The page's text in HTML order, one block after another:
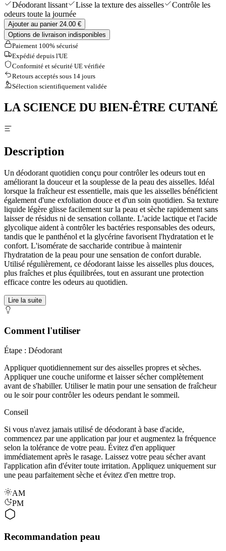
Déodorant lissant Lisse la texture des aisselles
Contrôle les
odeurs toute la journée
Ajouter au panier 24.00 €
Options de livraison indisponibles
Paiement 100% sécurisé
Expédié depuis l'UE
Conformité et sécurité UE vérifiée
Retours acceptés sous 14 jours
Sélection scientifiquement validée
LA SCIENCE DU BIEN-ÊTRE CUTANÉ
Description
Un déodorant quotidien conçu pour contrôler les odeurs tout en
améliorant la douceur et la souplesse de la peau des aisselles. Idéal
lorsque la fraîcheur est essentielle, mais que les aisselles bénéficient
également d'une exfoliation douce et d'un soin quotidien. Sa texture
liquide légère glisse facilement sur la peau et sèche rapidement sans
laisser de résidus ni de sensation collante. L'acide lactique et l'acide
glycolique aident à contrôler les bactéries responsables des odeurs,
tandis que le panthénol et la glycérine favorisent l'hydratation et le
confort. L'isomérate de saccharide contribue à maintenir
l'hydratation de la peau pour une sensation de confort durable.
Utilisé régulièrement, ce déodorant laisse les aisselles plus douces,
plus fraîches et plus équilibrées, tout en assurant une protection
efficace contre les odeurs au quotidien.
Lire la suite
Comment l'utiliser
Étape : Déodorant
Appliquer quotidiennement sur des aisselles propres et sèches.
Appliquer une couche uniforme et laisser sécher complètement
avant de s'habiller. Utiliser le matin pour une sensation de fraîcheur
ou le soir pour contrôler les odeurs pendant le sommeil.
Conseil
Si vous n'avez jamais utilisé de déodorant à base d'acide,
commencez par une application par jour et augmentez la fréquence
selon la tolérance de votre peau. Évitez d'en appliquer
immédiatement après le rasage. Laissez votre peau sécher avant
l'application afin d'éviter toute irritation. Appliquez uniquement sur
une peau parfaitement sèche et évitez d'en mettre trop.
AM
PM
Recommandation peau